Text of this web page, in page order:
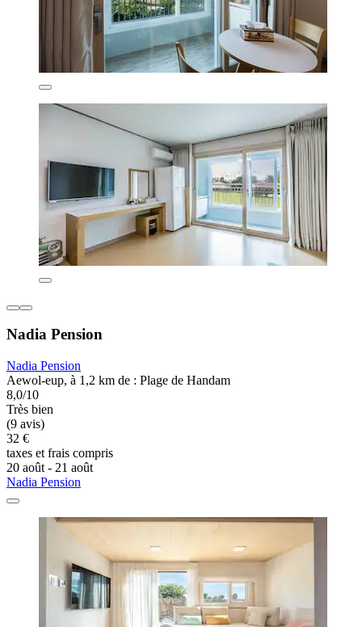
Nadia Pension
Nadia Pension
Aewol-eup, à 1,2 km de : Plage de Handam
8,0/10
Très bien
(9 avis)
32 €
taxes et frais compris
20 août - 21 août
Nadia Pension